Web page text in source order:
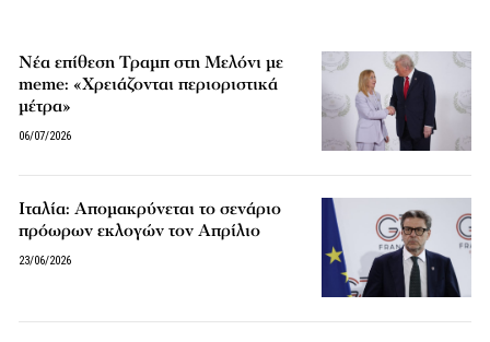
Νέα επίθεση Τραμπ στη Μελόνι με
meme: «Χρειάζονται περιοριστικά
μέτρα»
06/07/2026
Ιταλία: Απομακρύνεται το σενάριο
πρόωρων εκλογών τον Απρίλιο
23/06/2026